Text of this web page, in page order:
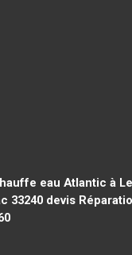
eau Atlantic à Le
33240 devis